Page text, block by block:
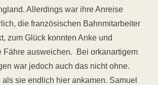
Allerdings war ihre Anreise
die französischen Bahnmitarbeiter
zum Glück konnten Anke und
Fähre ausweichen. Bei orkanartigem
war jedoch auch das nicht ohne.
als sie endlich hier ankamen. Samuel